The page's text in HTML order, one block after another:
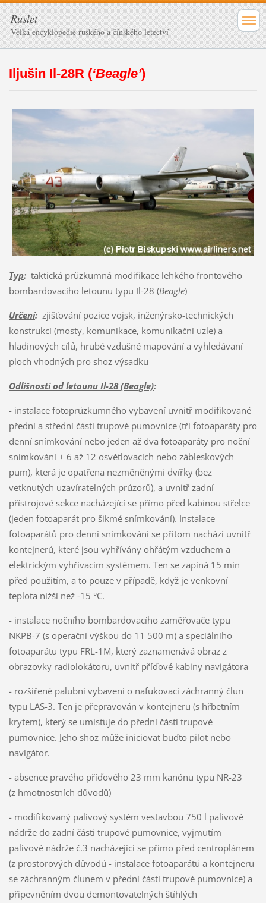
Ruslet
Velká encyklopedie ruského a čínského letectví
Iljušin Il-28R (‘Beagle’)
Typ:taktická průzkumná modifikace lehkého frontového
bombardovacího letounu typu Il-28 (Beagle)
Určení:zjišťování pozice vojsk, inženýrsko-technických
konstrukcí (mosty, komunikace, komunikační uzle) a
hladinových cílů, hrubé vzdušné mapování a vyhledávaní
ploch vhodných pro shoz výsadku
Odlišnosti od letounu Il-28 (Beagle):
- instalace fotoprůzkumného vybavení uvnitř modifikované
přední a střední části trupové pumovnice (tři fotoaparáty pro
denní snímkování nebo jeden až dva fotoaparáty pro noční
snímkování + 6 až 12 osvětlovacích nebo zábleskových
pum), která je opatřena nezměněnými dvířky (bez
vetknutých uzavíratelných průzorů), a uvnitř zadní
přístrojové sekce nacházející se přímo před kabinou střelce
(jeden fotoaparát pro šikmé snímkování). Instalace
fotoaparátů pro denní snímkování se přitom nachází uvnitř
kontejnerů, které jsou vyhřívány ohřátým vzduchem a
elektrickým vyhřívacím systémem. Ten se zapíná 15 min
před použitím, a to pouze v případě, když je venkovní
teplota nižší než -15 °C.
- instalace nočního bombardovacího zaměřovače typu
NKPB-7 (s operační výškou do 11 500 m) a speciálního
fotoaparátu typu FRL-1M, který zaznamenává obraz z
obrazovky radiolokátoru, uvnitř příďové kabiny navigátora
- rozšířené palubní vybavení o nafukovací záchranný člun
typu LAS-3. Ten je přepravován v kontejneru (s hřbetním
krytem), který se umisťuje do přední části trupové
pumovnice. Jeho shoz může iniciovat buďto pilot nebo
navigátor.
- absence pravého příďového 23 mm kanónu typu NR-23
(z hmotnostních důvodů)
- modifikovaný palivový systém vestavbou 750 l palivové
nádrže do zadní části trupové pumovnice, vyjmutím
palivové nádrže č.3 nacházející se přímo před centroplánem
(z prostorových důvodů - instalace fotoaparátů a kontejneru
se záchranným člunem v přední části trupové pumovnice) a
připevněním dvou demontovatelných štíhlých